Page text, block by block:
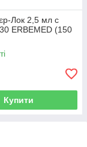
Лок 2,5 мл с
ERBEMED (150
Купити